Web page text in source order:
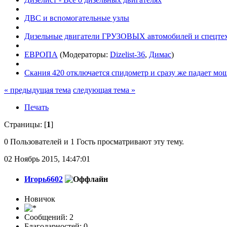
ДВС и вспомогательные узлы
Дизельные двигатели ГРУЗОВЫХ автомобилей и
ЕВРОПА (Модераторы: Dizelist-36, Димас)
Скания 420 отключается спидометр и сразу же падает
« предыдущая тема следующая тема »
Печать
Страницы: [1]
0 Пользователей и 1 Гость просматривают эту тему.
02 Ноябрь 2015, 14:47:01
Игорь6602
Новичок
Сообщений: 2